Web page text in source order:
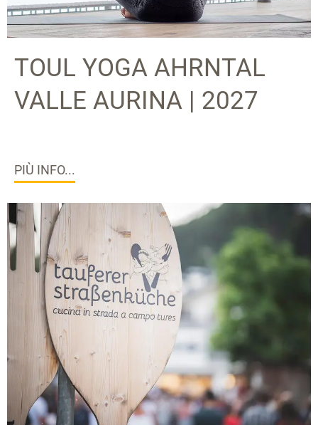
TOUL YOGA AHRNTAL
VALLE AURINA | 2027
PIÙ INFO...